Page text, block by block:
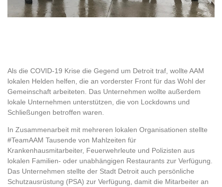
Als die COVID-19 Krise die Gegend um Detroit traf, wollte AAM
lokalen Helden helfen, die an vorderster Front für das Wohl der
Gemeinschaft arbeiteten. Das Unternehmen wollte außerdem
lokale Unternehmen unterstützen, die von Lockdowns und
Schließungen betroffen waren.
In Zusammenarbeit mit mehreren lokalen Organisationen stellte
#TeamAAM Tausende von Mahlzeiten für
Krankenhausmitarbeiter, Feuerwehrleute und Polizisten aus
lokalen Familien- oder unabhängigen Restaurants zur Verfügung.
Das Unternehmen stellte der Stadt Detroit auch persönliche
Schutzausrüstung (PSA) zur Verfügung, damit die Mitarbeiter an